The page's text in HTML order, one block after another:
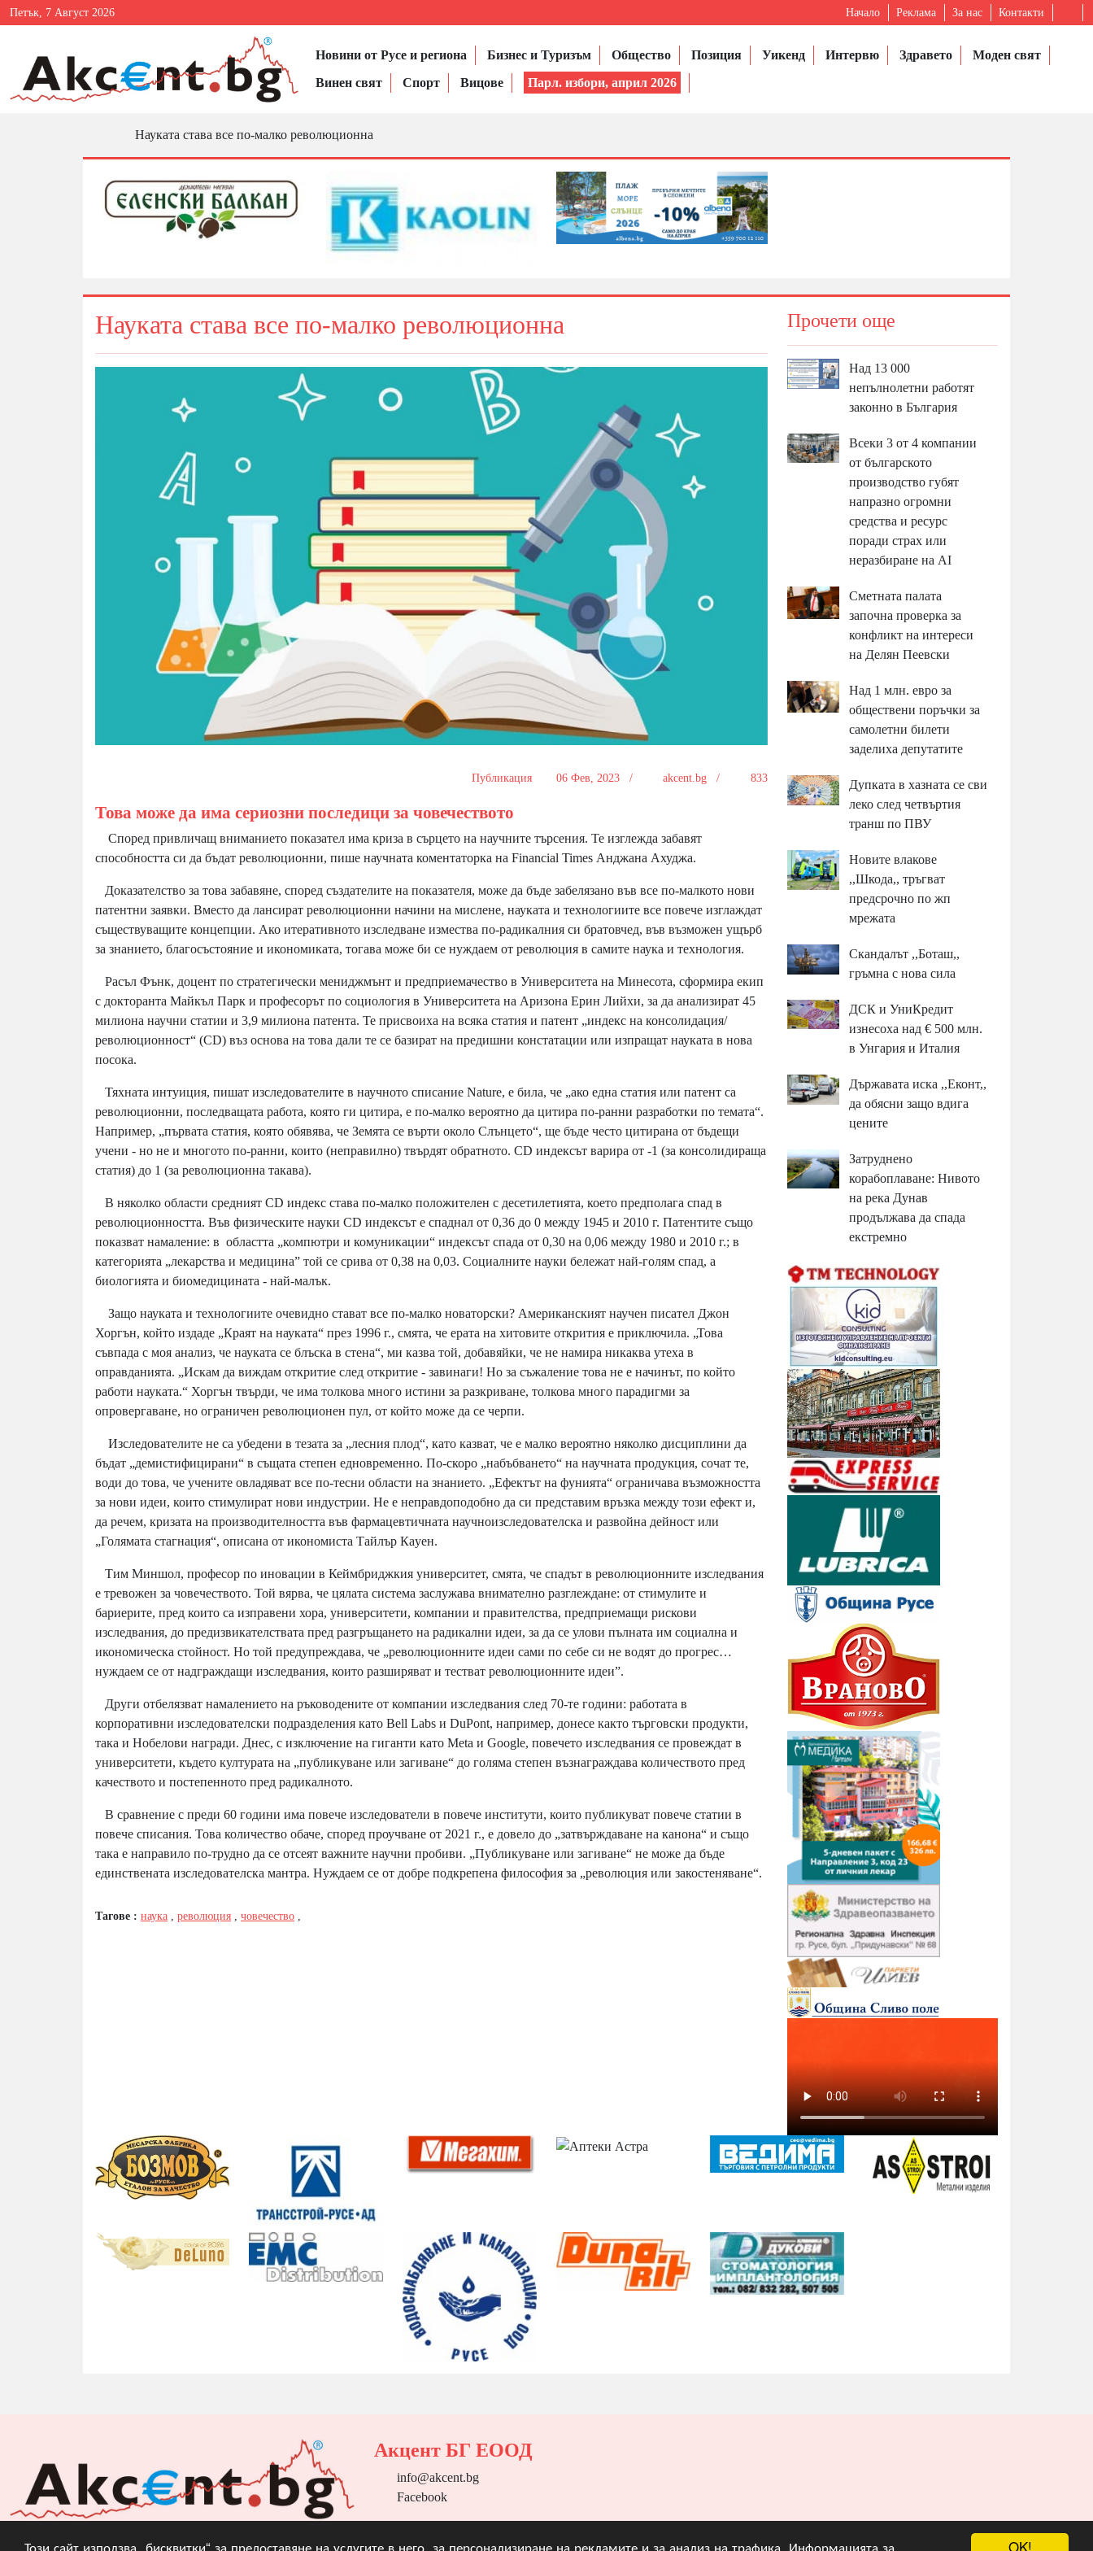
OK!
Този сайт използва „бисквитки“ за предоставяне на услугите в него, за персонализиране на рекламите и за анализ на трафика. Информацията за
Петък, 7 Август 2026 Начало Реклама За нас Контакти
Новини от Русе и региона Бизнес и Туризъм Общество Позиция Уикенд Интервю Здравето
Моден свят
Винен свят
Спорт Вицове Парл. избори, април 2026
Науката става все по-малко революционна
Науката става все по-малко революционна
Публикация 06 Фев, 2023 / akcent.bg / 833
Това може да има сериозни последици за човечеството
Според привличащ вниманието показател има криза в сърцето на научните търсения. Те изглежда забавят
способността си да бъдат революционни, пише научната коментаторка на Financial Times Анджана Ахуджа.
Доказателство за това забавяне, според създателите на показателя, може да бъде забелязано във все по-малкото нови
патентни заявки. Вместо да лансират революционни начини на мислене, науката и технологиите все повече изглаждат
съществуващите концепции. Ако итеративното изследване измества по-радикалния си братовчед, във възможен ущърб
за знанието, благосъстояние и икономиката, тогава може би се нуждаем от революция в самите наука и технология.
Расъл Фънк, доцент по стратегически мениджмънт и предприемачество в Университета на Минесота, сформира екип
с докторанта Майкъл Парк и професорът по социология в Университета на Аризона Ерин Лийхи, за да анализират 45
милиона научни статии и 3,9 милиона патента. Те присвоиха на всяка статия и патент „индекс на консолидация/
революционност“ (CD) въз основа на това дали те се базират на предишни констатации или изпращат науката в нова
посока.
Тяхната интуиция, пишат изследователите в научното списание Nature, е била, че „ако една статия или патент са
революционни, последващата работа, която ги цитира, е по-малко вероятно да цитира по-ранни разработки по темата“.
Например, „първата статия, която обявява, че Земята се върти около Слънцето“, ще бъде често цитирана от бъдещи
учени - но не и многото по-ранни, които (неправилно) твърдят обратното. CD индексът варира от -1 (за консолидираща
статия) до 1 (за революционна такава).
В няколко области средният CD индекс става по-малко положителен с десетилетията, което предполага спад в
революционността. Във физическите науки CD индексът е спаднал от 0,36 до 0 между 1945 и 2010 г. Патентите също
показват намаление: в областта „компютри и комуникации“ индексът спада от 0,30 на 0,06 между 1980 и 2010 г.; в
категорията „лекарства и медицина” той се срива от 0,38 на 0,03. Социалните науки бележат най-голям спад, а
биологията и биомедицината - най-малък.
Защо науката и технологиите очевидно стават все по-малко новаторски? Американският научен писател Джон
Хоргън, който издаде „Краят на науката“ през 1996 г., смята, че ерата на хитовите открития е приключила. „Това
съвпада с моя анализ, че науката се блъска в стена“, ми казва той, добавяйки, че не намира никаква утеха в
оправданията. „Искам да виждам откритие след откритие - завинаги! Но за съжаление това не е начинът, по който
работи науката.“ Хоргън твърди, че има толкова много истини за разкриване, толкова много парадигми за
опровергаване, но ограничен революционен пул, от който може да се черпи.
Изследователите не са убедени в тезата за „лесния плод“, като казват, че е малко вероятно няколко дисциплини да
бъдат „демистифицирани“ в същата степен едновременно. По-скоро „набъбването“ на научната продукция, сочат те,
води до това, че учените овладяват все по-тесни области на знанието. „Ефектът на фунията“ ограничава възможността
за нови идеи, които стимулират нови индустрии. Не е неправдоподобно да си представим връзка между този ефект и,
да речем, кризата на производителността във фармацевтичната научноизследователска и развойна дейност или
„Голямата стагнация“, описана от икономиста Тайлър Кaуен.
Тим Миншoл, професор по иновации в Кеймбриджкия университет, смята, че спадът в революционните изследвания
е тревожен за човечеството. Той вярва, че цялата система заслужава внимателно разглеждане: от стимулите и
бариерите, пред които са изправени хора, университети, компании и правителства, предприемащи рискови
изследвания, до предизвикателствата пред разгръщането на радикални идеи, за да се улови пълната им социална и
икономическа стойност. Но той предупреждава, че „революционните идеи сами по себе си не водят до прогрес…
нуждаем се от надграждащи изследвания, които разширяват и тестват революционните идеи”.
Други отбелязват намалението на ръководените от компании изследвания след 70-те години: работата в
корпоративни изследователски подразделения като Bell Labs и DuPont, например, донесе както търговски продукти,
така и Нобелови награди. Днес, с изключение на гиганти като Meta и Google, повечето изследвания се провеждат в
университети, където културата на „публикуване или загиване“ до голяма степен възнаграждава количеството пред
качеството и постепенното пред радикалното.
В сравнение с преди 60 години има повече изследователи в повече институти, които публикуват повече статии в
повече списания. Това количество обаче, според проучване от 2021 г., е довело до „затвърждаване на канона“ и също
така е направило по-трудно да се отсеят важните научни пробиви. „Публикуване или загиване“ не може да бъде
единствената изследователска мантра. Нуждаем се от добре подкрепена философия за „революция или закостеняване“.
Тагове : наука революция човечество
Прочети още
Над 13 000
непълнолетни работят
законно в България
Всеки 3 от 4 компании
от българското
производство губят
напразно огромни
средства и ресурс
поради страх или
неразбиране на AI
Сметната палата
започна проверка за
конфликт на интереси
на Делян Пеевски
Над 1 млн. евро за
обществени поръчки за
самолетни билети
заделиха депутатите
Дупката в хазната се сви
леко след четвъртия
транш по ПВУ
Новите влакове
,,Шкода,, тръгват
предсрочно по жп
мрежата
Скандалът ,,Боташ,,
гръмна с нова сила
ДСК и УниКредит
изнесоха над € 500 млн.
в Унгария и Италия
Държавата иска ,,Еконт,,
да обясни защо вдига
цените
Затруднено
корабоплаване: Нивото
на река Дунав
продължава да спада
екстремно
Акцент БГ ЕООД
info@akcent.bg
Facebook